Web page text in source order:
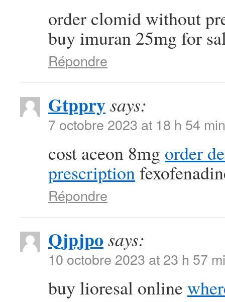
order clomid without
buy imuran 25mg for
Répondre
Gtpprysays:
7 octobre 2023 at 18 h 54 min
cost aceon 8mg order
prescription
Répondre
Qjpjpo says:
10 octobre 2023 at 23 h 57
buy lioresal online